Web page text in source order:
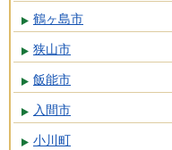
鶴ヶ島市
狭山市
飯能市
入間市
小川町